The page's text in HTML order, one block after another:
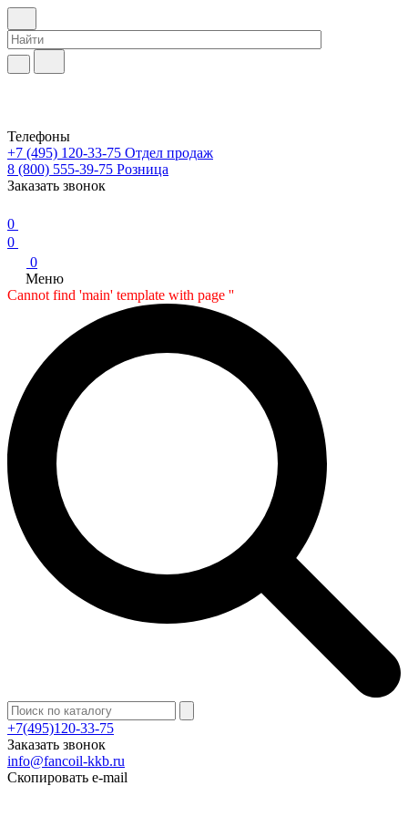
Телефоны
+7 (495) 120-33-75 Отдел продаж
8 (800) 555-39-75 Розница
Заказать звонок
0
0
0
Меню
Cannot find 'main' template with page ''
+7(495)120-33-75
Заказать звонок
info@fancoil-kkb.ru
Скопировать e-mail